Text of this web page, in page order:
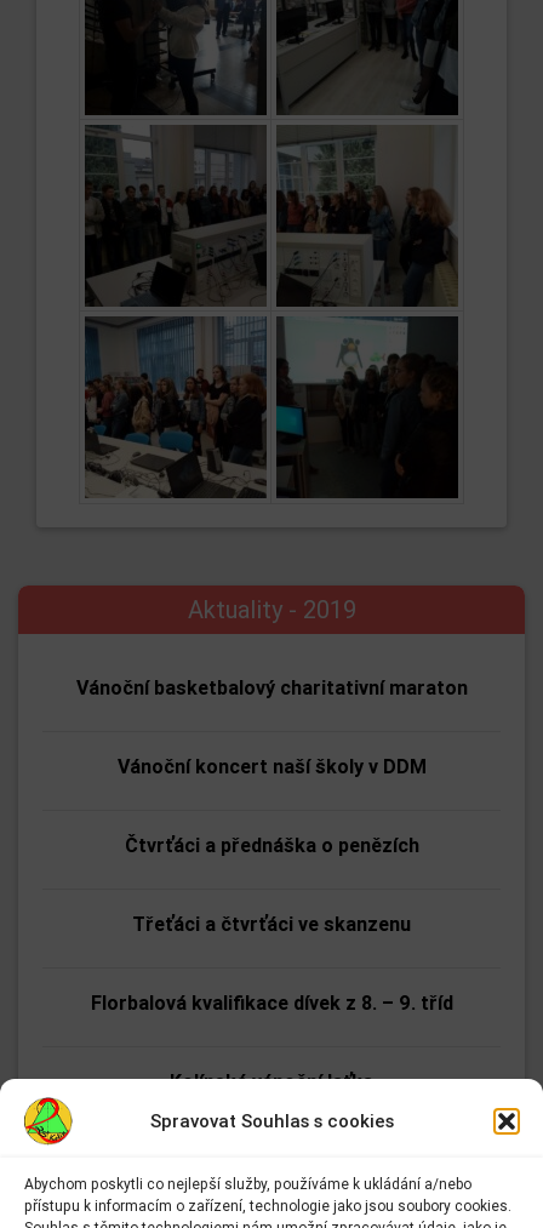
Spravovat Souhlas s cookies
Abychom poskytli co nejlepší služby, používáme k ukládání a/nebo
přístupu k informacím o zařízení, technologie jako jsou soubory cookies.
Aktuality - 2019
Vánoční basketbalový charitativní maraton
Vánoční koncert naší školy v DDM
Čtvrťáci a přednáška o penězích
Třeťáci a čtvrťáci ve skanzenu
Florbalová kvalifikace dívek z 8. – 9. tříd
Kolínská vánoční laťka
Adresa: